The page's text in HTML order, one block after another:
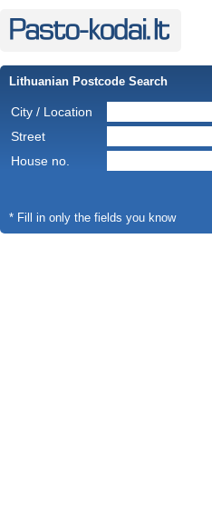
Lithuanian Postcode Search
City / Location
Street
House no.
* Fill in only the fields you know